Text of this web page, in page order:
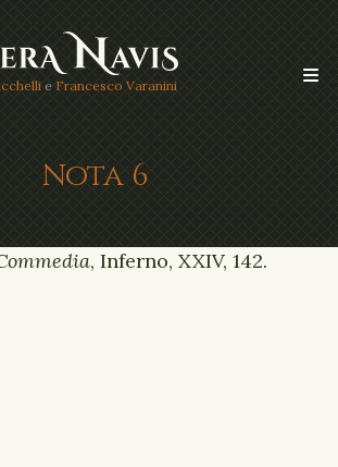
e Francesco Varanini
Nota 6
, Inferno, XXIV, 142.